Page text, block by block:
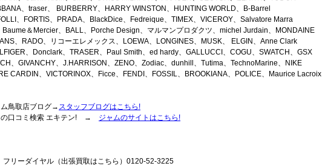
、traser、 BURBERRY、HARRY WINSTON、HUNTING WORLD、B-Barrel
、FORTIS、PRADA、BlackDice、Fedreique、TIMEX、VICEROY、Salvatore Marra
＆Mercier、BALL、Porche Design、マルマンプロダクツ、michel Jurdain、MONDAINE
、RADO、リコーエレメックス、LOEWA、LONGINES、MUSK、 ELGIN、Anne Clark
、Donclark、TRASER、Paul Smith、ed hardy、GALLUCCI、COGU、SWATCH、GSX
、GIVANCHY、J.HARRISON、ZENO、Zodiac、dunhill、Tutima、TechnoMarine、NIKE
CARDIN、VICTORINOX、Ficce、FENDI、FOSSIL、BROOKIANA、POLICE、Maurice Lacroix
鳥取店ブログ→ スタッフブログはこちら!
の口コミ検索 エキテン! → ジャムのサイトはこちら!
ーダイヤル（出張買取はこちら）0120-52-3225